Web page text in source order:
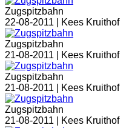
Zugspitzbahn
22-08-2011 |
Kees Kruithof
Zugspitzbahn
21-08-2011 |
Kees Kruithof
Zugspitzbahn
21-08-2011 |
Kees Kruithof
Zugspitzbahn
21-08-2011 |
Kees Kruithof